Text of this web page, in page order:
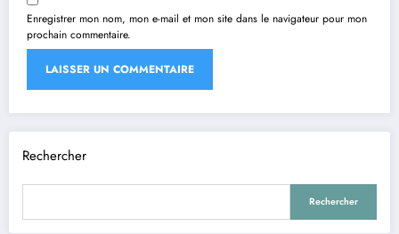
Enregistrer mon nom, mon e-mail et mon site dans le navigateur pour mon
prochain commentaire.
Rechercher
Rechercher